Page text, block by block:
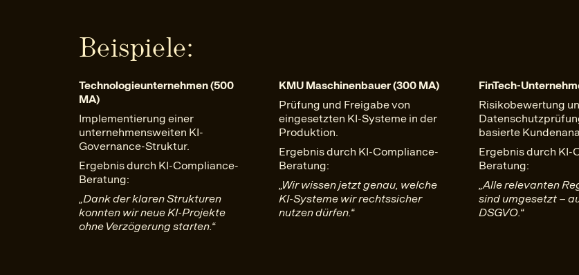
Beispiele:
Technologieunternehmen (500
MA)
Implementierung einer
unternehmensweiten KI-
Governance-Struktur.
Ergebnis durch KI-Compliance-
Beratung:
„Dank der klaren Strukturen
konnten wir neue KI-Projekte
ohne Verzögerung starten.“
KMU Maschinenbauer (300 MA)
Prüfung und Freigabe von
eingesetzten KI-Systeme in der
Produktion.
Ergebnis durch KI-Compliance-
Beratung:
„Wir wissen jetzt genau, welche
KI-Systeme wir rechtssicher
nutzen dürfen.“
FinTech-
Risikobewertung
basierte
Ergebnis durch KI-
Beratung:
„Alle relevanten
sind umgesetzt –
DSGVO.“